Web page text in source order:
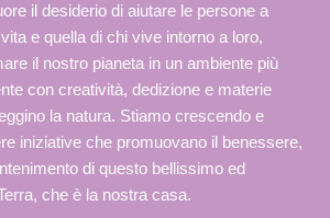
il desiderio di aiutare le persone a
e quella di chi vive intorno a loro,
il nostro pianeta in un ambiente più
con creatività, dedizione e materie
la natura. Stiamo crescendo e
iniziative che promuovano il benessere,
di questo bellissimo ed
che è la nostra casa.